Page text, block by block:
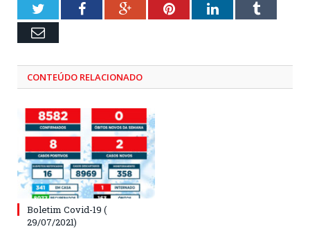
TwitterFacebookGoogle+PinterestLinkedInTumblr
Email
CONTEÚDO RELACIONADO
Boletim Covid-19 (
29/07/2021)